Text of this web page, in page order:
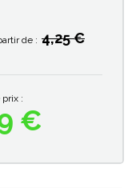
de : 4,25 €
Prix
prix :
€